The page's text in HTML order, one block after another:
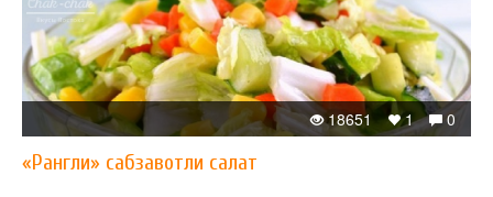
0
1
18651
«Рангли» сабзавотли салат